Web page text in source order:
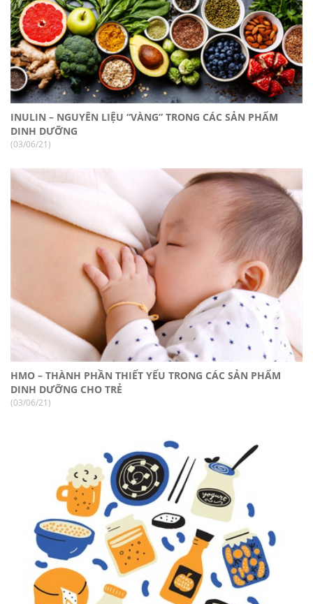
INULIN – NGUYÊN LIỆU “VÀNG” TRONG CÁC SẢN PHẨM
DINH DƯỠNG
(03/06/21)
HMO – THÀNH PHẦN THIẾT YẾU TRONG CÁC SẢN PHẨM
DINH DƯỠNG CHO TRẺ
(03/06/21)